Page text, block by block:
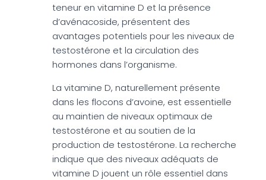
teneur en vitamine D et la présence
d’avénacoside, présentent des
avantages potentiels pour les niveaux de
testostérone et la circulation des
hormones dans l’organisme.
La vitamine D, naturellement présente
dans les flocons d’avoine, est essentielle
au maintien de niveaux optimaux de
testostérone et au soutien de la
production de testostérone. La recherche
indique que des niveaux adéquats de
vitamine D jouent un rôle essentiel dans